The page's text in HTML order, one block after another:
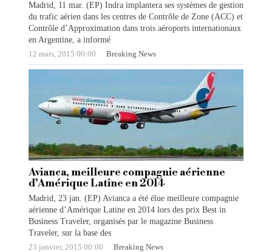
Madrid, 11 mar. (EP) Indra implantera ses systèmes de gestion
du trafic aérien dans les centres de Contrôle de Zone (ACC) et
Contrôle d’Approximation dans trois aéroports internationaux
en Argentine, a informé
12 mars, 2015 00:00 Breaking News
Avianca, meilleure compagnie aérienne
d’Amérique Latine en 2014
Madrid, 23 jan. (EP) Avianca a été élue meilleure compagnie
aérienne d’Amérique Latine en 2014 lors des prix Best in
Business Traveler, organisés par le magazine Business
Traveler, sur la base des
23 janvier, 2015 00:00 Breaking News